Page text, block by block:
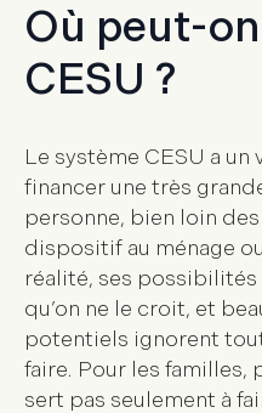
Où peut-
CESU ?
Le système CESU a un
financer une très
personne, bien loin
dispositif au ménage
réalité, ses
qu’on ne le croit, et
potentiels ignorent
faire. Pour les familles,
sert pas seulement à